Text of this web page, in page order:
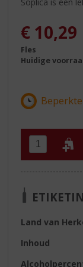
€ 10,29
Fles
Huidige
Land van
Inhoud